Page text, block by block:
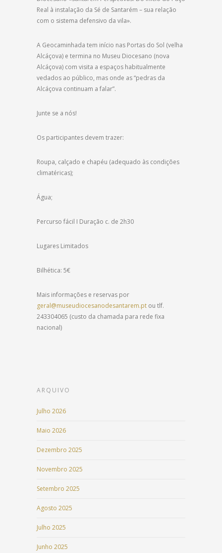
Real à instalação da Sé de Santarém – sua relação
com o sistema defensivo da vila».
A Geocaminhada tem início nas Portas do Sol (velha
Alcáçova) e termina no Museu Diocesano (nova
Alcáçova) com visita a espaços habitualmente
vedados ao público, mas onde as “pedras da
Alcáçova continuam a falar”.
Junte se a nós!
Os participantes devem trazer:
Roupa, calçado e chapéu (adequado às condições
climatéricas);
Água;
Percurso fácil I Duração c. de 2h30
Lugares Limitados
Bilhética: 5€
Mais informações e reservas por
geral@museudiocesanodesantarem.pt ou tlf.
243304065 (custo da chamada para rede fixa
nacional)
ARQUIVO
Julho 2026
Maio 2026
Dezembro 2025
Novembro 2025
Setembro 2025
Agosto 2025
Julho 2025
Junho 2025